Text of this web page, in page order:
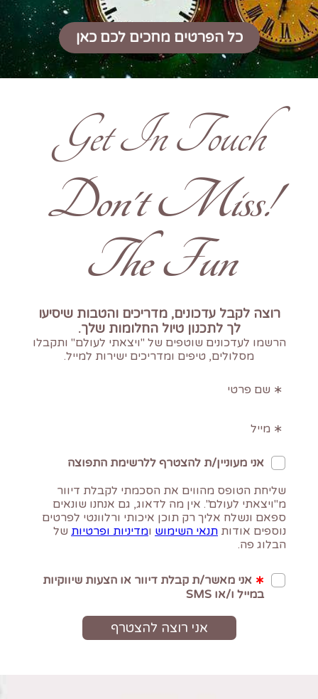
כל הפרטים מחכים לכם כאן
Get In Touch
!Don't Miss
The Fun